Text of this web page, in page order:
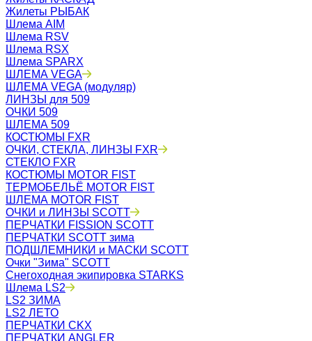
Жилеты РЫБАК
Шлема AIM
Шлема RSV
Шлема RSX
Шлема SPARX
ШЛЕМА VEGA
ШЛЕМА VEGA (модуляр)
ЛИНЗЫ для 509
ОЧКИ 509
ШЛЕМА 509
КОСТЮМЫ FXR
ОЧКИ, СТЕКЛА, ЛИНЗЫ FXR
СТЕКЛО FXR
КОСТЮМЫ MOTOR FIST
ТЕРМОБЕЛЬЁ MOTOR FIST
ШЛЕМА MOTOR FIST
ОЧКИ и ЛИНЗЫ SCOTT
ПЕРЧАТКИ FISSION SCOTT
ПЕРЧАТКИ SCOTT зима
ПОДШЛЕМНИКИ и МАСКИ SCOTT
Очки "Зима" SCOTT
Снегоходная экипировка STARKS
Шлема LS2
LS2 ЗИМА
LS2 ЛЕТО
ПЕРЧАТКИ CKX
ПЕРЧАТКИ ANGLER